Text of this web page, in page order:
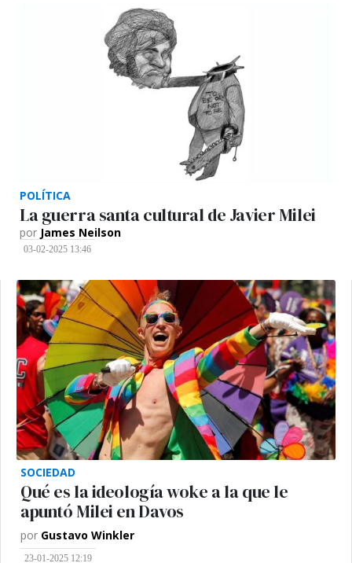
POLÍTICA
La guerra santa cultural de Javier Milei
por James Neilson
03-02-2025 13:46
SOCIEDAD
Qué es la ideología woke a la que le
apuntó Milei en Davos
por Gustavo Winkler
23-01-2025 12:19